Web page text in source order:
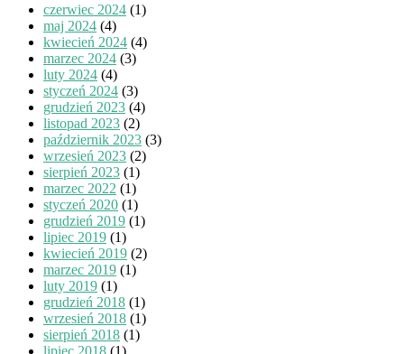
czerwiec 2024 (1)
maj 2024 (4)
kwiecień 2024 (4)
marzec 2024 (3)
luty 2024 (4)
styczeń 2024 (3)
grudzień 2023 (4)
listopad 2023 (2)
październik 2023 (3)
wrzesień 2023 (2)
sierpień 2023 (1)
marzec 2022 (1)
styczeń 2020 (1)
grudzień 2019 (1)
lipiec 2019 (1)
kwiecień 2019 (2)
marzec 2019 (1)
luty 2019 (1)
grudzień 2018 (1)
wrzesień 2018 (1)
sierpień 2018 (1)
lipiec 2018 (1)